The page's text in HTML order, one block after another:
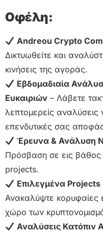
Οφέλη:
Andreou Crypto
Δικτυωθείτε και
κινήσεις της αγοράς.
Εβδομαδιαία
Ευκαιριών – Λάβετε
λεπτομερείς αναλύσεις
επενδυτικές σας
Έρευνα & Ανάλυση
Πρόσβαση σε εις βάθος
projects.
Επιλεγμένα
Ανακαλύψτε κορυφαίες
χώρο των
Αναλύσεις Κατόπιν